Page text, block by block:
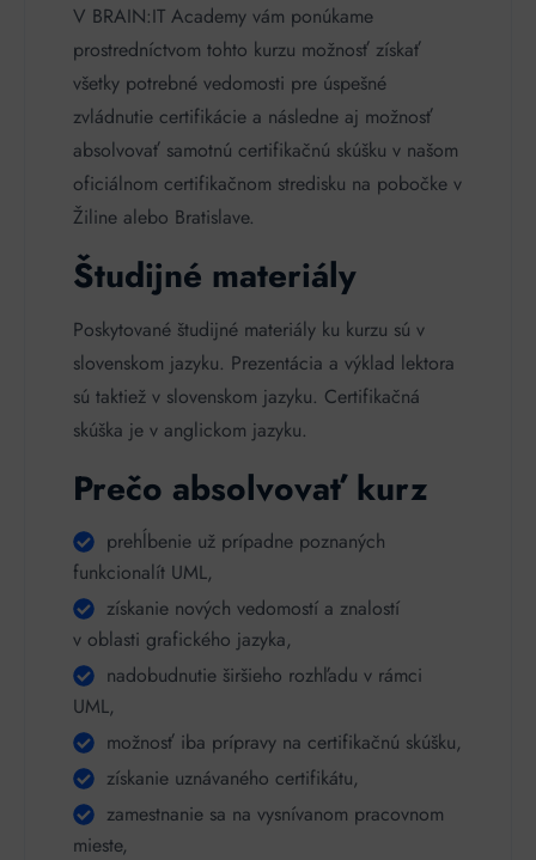
V BRAIN:IT Academy vám ponúkame
prostredníctvom tohto kurzu možnosť získať
všetky potrebné vedomosti pre úspešné
zvládnutie certifikácie a následne aj možnosť
absolvovať samotnú certifikačnú skúšku v našom
oficiálnom certifikačnom stredisku na pobočke v
Žiline alebo Bratislave.​
Študijné materiály
Poskytované študijné materiály ku kurzu sú v
slovenskom jazyku. Prezentácia a výklad lektora
sú taktiež v slovenskom jazyku. Certifikačná
skúška je v anglickom jazyku.
Prečo absolvovať kurz
prehĺbenie už prípadne poznaných
funkcionalít UML,
získanie nových vedomostí a znalostí
v oblasti grafického jazyka,
nadobudnutie širšieho rozhľadu v rámci
UML,
možnosť iba prípravy na certifikačnú skúšku,
získanie uznávaného certifikátu,
zamestnanie sa na vysnívanom pracovnom
mieste,